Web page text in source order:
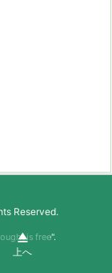
Reserved.
is free".

上へ